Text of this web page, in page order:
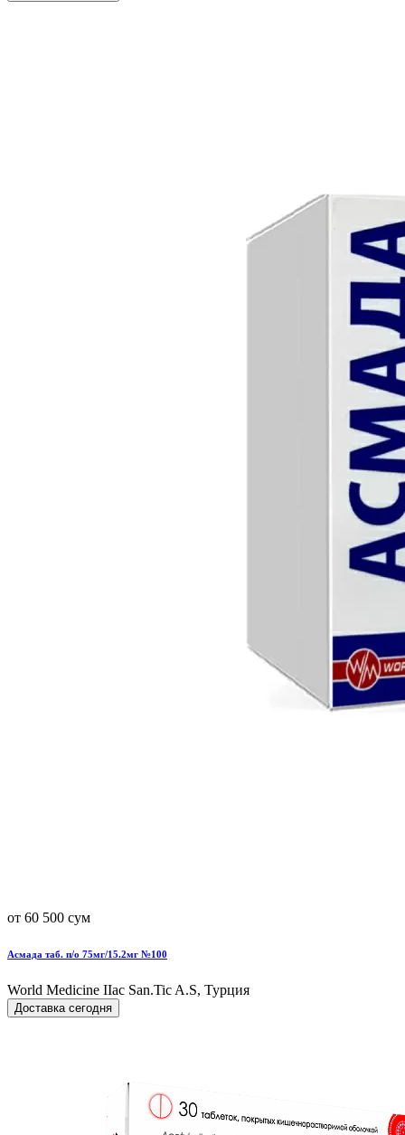
от 60 500 сум
Асмада таб. п/о 75мг/15.2мг №100
World Мedicine IIac San.Tic A.S, Турция
Доставка сегодня